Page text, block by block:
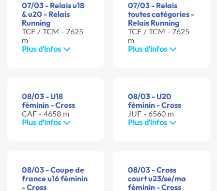
07/03 - Relais u18
& u20 - Relais
Running
TCF / TCM - 7625
m
Plus d'infos
07/03 - Relais
toutes catégories -
Relais Running
TCF / TCM - 7625
m
Plus d'infos
08/03 - U18
féminin - Cross
CAF - 4658 m
Plus d'infos
08/03 - U20
féminin - Cross
JUF - 6560 m
Plus d'infos
08/03 - Coupe de
france u16 féminin
- Cross
08/03 - Cross
court u23/se/ma
féminin - Cross